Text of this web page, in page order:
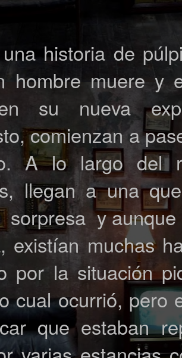
historia de
hombre muere y
su nueva
comienzan a
A lo largo del
llegan a una
sorpresa y aunque
existían muchas
por la situación
cual ocurrió, pero
que estaban